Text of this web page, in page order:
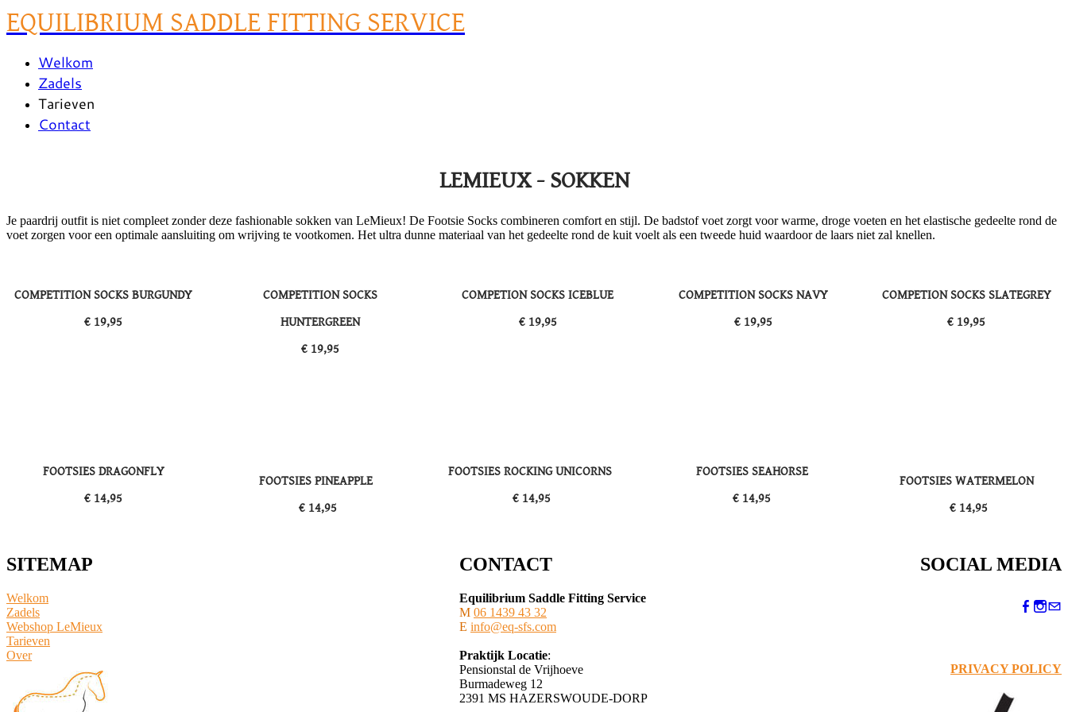
EQUILIBRIUM SADDLE FITTING SERVICE
Welkom
Zadels
Tarieven
Contact
LEMIEUX - SOKKEN
Je paardrij outfit is niet compleet zonder deze fashionable sokken van LeMieux! De Footsie Socks combineren comfort en stijl. De badstof voet zorgt voor warme, droge voeten en het elastische gedeelte rond de
voet zorgen voor een optimale aansluiting om wrijving te vootkomen. Het ultra dunne materiaal van het gedeelte rond de kuit voelt als een tweede huid waardoor de laars niet zal knellen.
COMPETITION SOCKS BURGUNDY
€ 19,95
COMPETITION SOCKS
HUNTERGREEN
​€ 19,95
COMPETION SOCKS ICEBLUE
​€ 19,95
COMPETITION SOCKS NAVY
​€ 19,95
COMPETION SOCKS SLATEGREY
​€ 19,95
FOOTSIES DRAGONFLY
​€ 14,95
FOOTSIES PINEAPPLE
​€ 14,95
FOOTSIES ROCKING UNICORNS
​€ 14,95
FOOTSIES SEAHORSE
​€ 14,95
FOOTSIES WATERMELON
​€ 14,95
SITEMAP
Welkom
Zadels
Webshop LeMieux
​Tarieven
Over
CONTACT
Equilibrium Saddle Fitting Service
M 06 1439 43 32
E info@eq-sfs.com
Praktijk Locatie:
Pensionstal de Vrijhoeve
Burmadeweg 12
​2391 MS HAZERSWOUDE-DORP
SOCIAL MEDIA
PRIVACY POLICY